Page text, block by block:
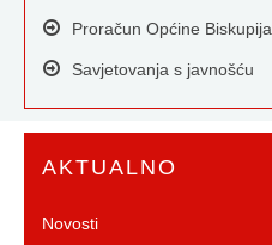
Proračun Općine Biskupija
Savjetovanja s javnošću
AKTUALNO
Novosti